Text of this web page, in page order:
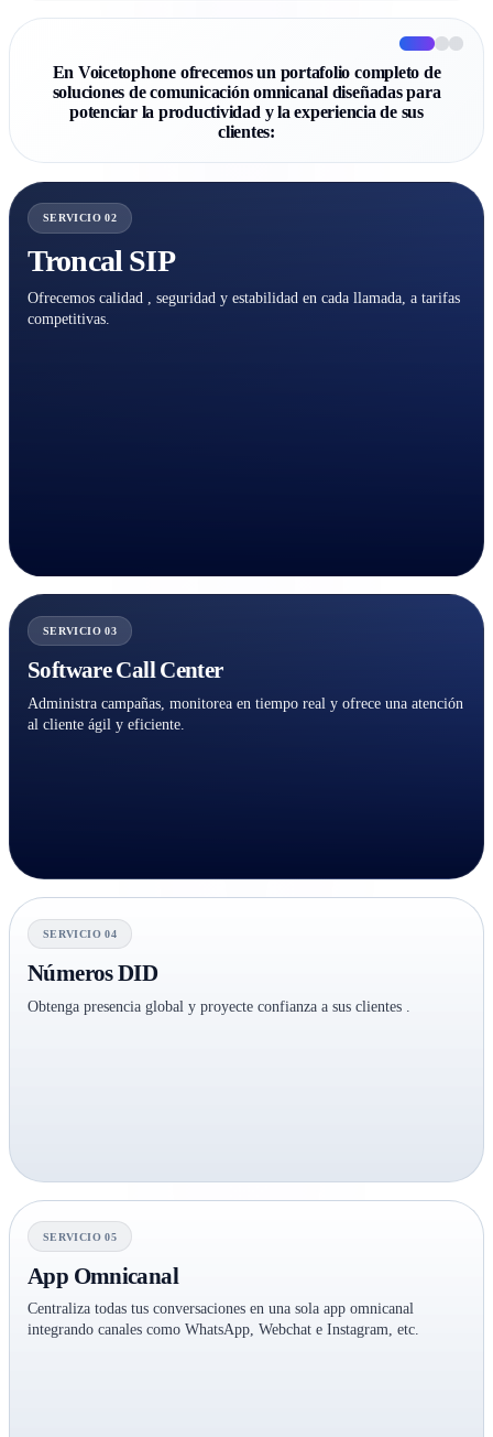
En Voicetophone ofrecemos un portafolio completo de
soluciones de comunicación omnicanal diseñadas para
potenciar la productividad y la experiencia de sus
clientes:
SERVICIO 02
Troncal SIP
Ofrecemos calidad , seguridad y estabilidad en cada llamada, a tarifas
competitivas.
SERVICIO 03
Software Call Center
Administra campañas, monitorea en tiempo real y ofrece una atención
al cliente ágil y eficiente.
SERVICIO 04
Números DID
Obtenga presencia global y proyecte confianza a sus clientes .
SERVICIO 05
App Omnicanal
Centraliza todas tus conversaciones en una sola app omnicanal
integrando canales como WhatsApp, Webchat e Instagram, etc.